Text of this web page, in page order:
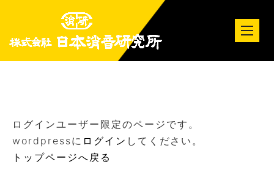
ログインユーザー限定のページです。
wordpressに ログイン してください。
トップページへ戻る